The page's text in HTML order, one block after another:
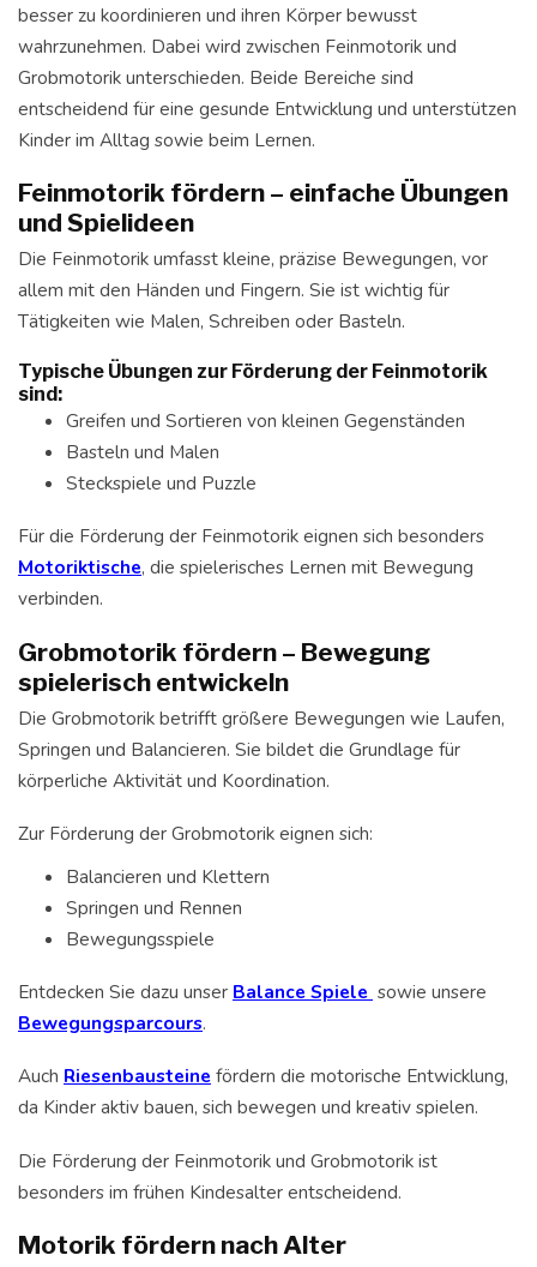
besser zu koordinieren und ihren Körper bewusst
wahrzunehmen. Dabei wird zwischen Feinmotorik und
Grobmotorik unterschieden. Beide Bereiche sind
entscheidend für eine gesunde Entwicklung und unterstützen
Kinder im Alltag sowie beim Lernen.
Feinmotorik fördern – einfache Übungen
und Spielideen
Die Feinmotorik umfasst kleine, präzise Bewegungen, vor
allem mit den Händen und Fingern. Sie ist wichtig für
Tätigkeiten wie Malen, Schreiben oder Basteln.
Typische Übungen zur Förderung der Feinmotorik
sind:
Greifen und Sortieren von kleinen Gegenständen
Basteln und Malen
Steckspiele und Puzzle
Für die Förderung der Feinmotorik eignen sich besonders
Motoriktische, die spielerisches Lernen mit Bewegung
verbinden.
Grobmotorik fördern – Bewegung
spielerisch entwickeln
Die Grobmotorik betrifft größere Bewegungen wie Laufen,
Springen und Balancieren. Sie bildet die Grundlage für
körperliche Aktivität und Koordination.
Zur Förderung der Grobmotorik eignen sich:
Balancieren und Klettern
Springen und Rennen
Bewegungsspiele
Entdecken Sie dazu unser Balance Spiele sowie unsere
Bewegungsparcours.
Auch Riesenbausteinefördern die motorische Entwicklung,
da Kinder aktiv bauen, sich bewegen und kreativ spielen.
Die Förderung der Feinmotorik und Grobmotorik ist
besonders im frühen Kindesalter entscheidend.
Motorik fördern nach Alter